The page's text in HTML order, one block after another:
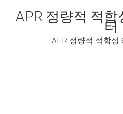
APR 정량적 적합
터
APR 정량적 적합성